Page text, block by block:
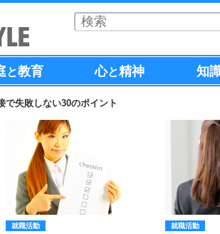
と教育 心と精神 知
で失敗しない30のポイント
就職活動 就職活動